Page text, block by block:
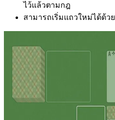
ไว้แล้วตามกฎ
สามารถเริ่มแถวใหม่ได้ด้วย